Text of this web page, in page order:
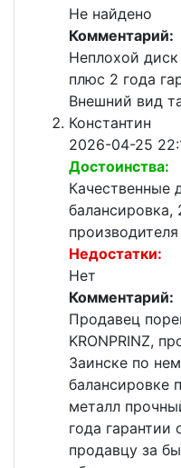
Не найдено
Комментарий:
Неплохой диск
плюс 2 года
Внешний вид
Константин
2026-04-25
Достоинства:
Качественные
балансировка,
производителя
Недостатки:
Нет
Комментарий:
Продавец
KRONPRINZ,
Заинске по
балансировке
металл
года гарантии
продавцу за